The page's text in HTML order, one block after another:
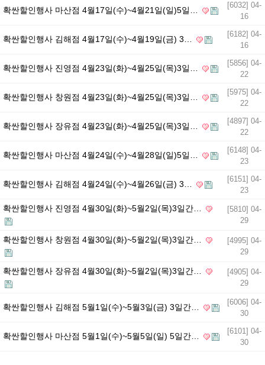
확싼할인행사 마산점 4월17일(수)~4월21일(일)5일…
[6032] 04-
16
확싼할인행사 김해점 4월17일(수)~4월19일(금) 3…
[6182] 04-
16
확싼할인행사 진영점 4월23일(화)~4월25일(목)3일…
[5856] 04-
22
확싼할인행사 창원점 4월23일(화)~4월25일(목)3일…
[5975] 04-
22
확싼할인행사 장유점 4월23일(화)~4월25일(목)3일…
[4897] 04-
22
확싼할인행사 마산점 4월24일(수)~4월28일(일)5일…
[6148] 04-
23
확싼할인행사 김해점 4월24일(수)~4월26일(금) 3…
[6151] 04-
23
확싼할인행사 진영점 4월30일(화)~5월2일(목)3일간…
[5810] 04-
29
확싼할인행사 창원점 4월30일(화)~5월2일(목)3일간…
[4995] 04-
29
확싼할인행사 장유점 4월30일(화)~5월2일(목)3일간…
[4905] 04-
29
확싼할인행사 김해점 5월1일(수)~5월3일(금) 3일간…
[6006] 04-
30
확싼할인행사 마산점 5월1일(수)~5월5일(일) 5일간…
[6101] 04-
30